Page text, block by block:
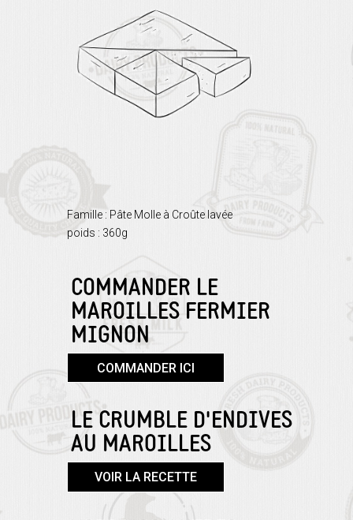
Famille : Pâte Molle à Croûte lavée
poids : 360g
COMMANDER LE
MAROILLES FERMIER
MIGNON
COMMANDER ICI
LE CRUMBLE D'ENDIVES
AU MAROILLES
VOIR LA RECETTE